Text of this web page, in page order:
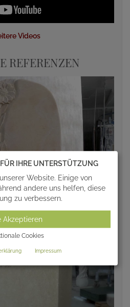
Videos
REFERENZEN
IHRE UNTERSTÜTZUNG
Website. Einige von
andere uns helfen, diese
zu verbessern.
Akzeptieren
Cookies
Impressum